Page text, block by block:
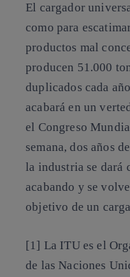
El cargador
como para
productos mal
producen 51.000
duplicados cada
acabará en un
el Congreso
semana, dos años
la industria se dará
acabando y se
objetivo de un
[1] La ITU es el
de las Naciones